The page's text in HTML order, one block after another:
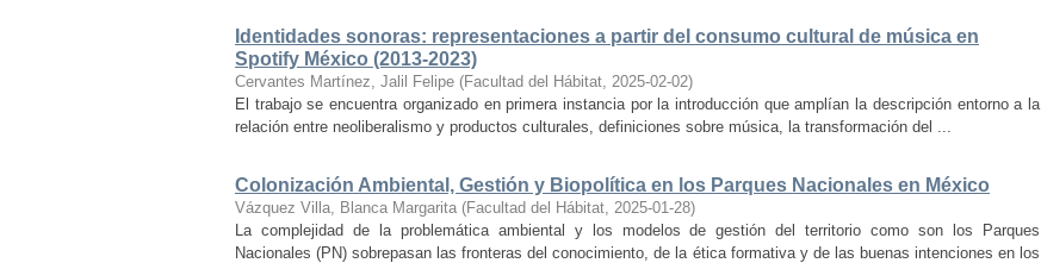
Identidades sonoras: representaciones a partir del consumo cultural de música en
Spotify México (2013-2023)
Cervantes Martínez, Jalil Felipe (Facultad del Hábitat, 2025-02-02)
El trabajo se encuentra organizado en primera instancia por la introducción que amplían la descripción entorno a la
relación entre neoliberalismo y productos culturales, definiciones sobre música, la transformación del ...
Colonización Ambiental, Gestión y Biopolítica en los Parques Nacionales en México
Vázquez Villa, Blanca Margarita (Facultad del Hábitat, 2025-01-28)
La complejidad de la problemática ambiental y los modelos de gestión del territorio como son los Parques
Nacionales (PN) sobrepasan las fronteras del conocimiento, de la ética formativa y de las buenas intenciones en los